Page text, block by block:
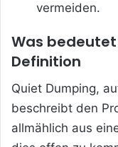
vermeiden.
Was
Definition
Quiet Dumping,
beschreibt den
allmählich aus